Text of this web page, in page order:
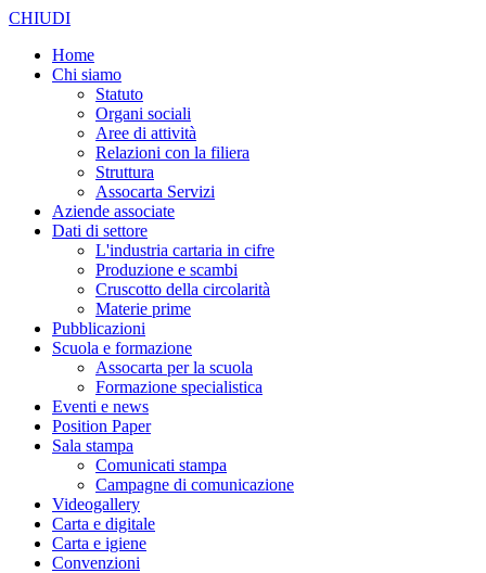
CHIUDI
Home
Chi siamo
Statuto
Organi sociali
Aree di attività
Relazioni con la filiera
Struttura
Assocarta Servizi
Aziende associate
Dati di settore
L'industria cartaria in cifre
Produzione e scambi
Cruscotto della circolarità
Materie prime
Pubblicazioni
Scuola e formazione
Assocarta per la scuola
Formazione specialistica
Eventi e news
Position Paper
Sala stampa
Comunicati stampa
Campagne di comunicazione
Videogallery
Carta e digitale
Carta e igiene
Convenzioni